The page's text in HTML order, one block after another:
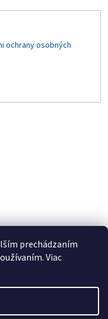
prechádzaním
Viac
ochrany osobných